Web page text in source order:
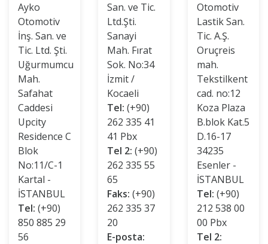
Ayko
Otomotiv
İnş. San. ve
Tic. Ltd. Şti.
Uğurmumcu
Mah.
Safahat
Caddesi
Upcity
Residence C
Blok
No:11/C-1
Kartal -
İSTANBUL
Tel: (+90)
850 885 29
56
San. ve Tic.
Ltd.Şti.
Sanayi
Mah. Fırat
Sok. No:34
İzmit /
Kocaeli
Tel: (+90)
262 335 41
41 Pbx
Tel 2: (+90)
262 335 55
65
Faks: (+90)
262 335 37
20
E-posta:
Otomotiv
Lastik San.
Tic. A.Ş.
Oruçreis
mah.
Tekstilkent
cad. no:12
Koza Plaza
B.blok Kat.5
D.16-17
34235
Esenler -
İSTANBUL
Tel: (+90)
212 538 00
00 Pbx
Tel 2: